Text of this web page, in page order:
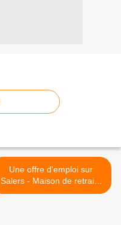
Une offre d'emploi sur
Salers - Maison de retraite
>